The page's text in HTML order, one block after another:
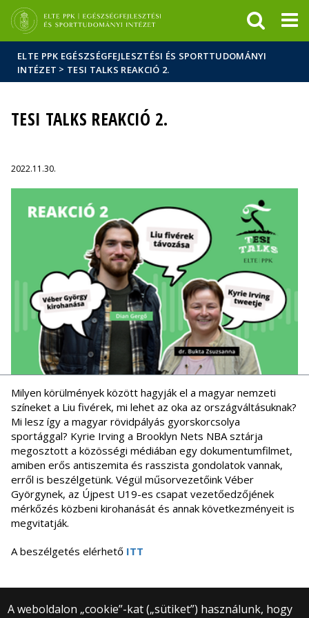
Hírek
Események
ELTE a
sajtóban
ELTE PPK EGÉSZSÉGFEJLESZTÉSI ÉS SPORTTUDOMÁNYI
INTÉZET > TESI TALKS REAKCIÓ 2.
TESI TALKS REAKCIÓ 2.
2022.11.30.
Milyen körülmények között hagyják el a magyar nemzeti
színeket a Liu fivérek, mi lehet az oka az országváltásuknak?
Mi lesz így a magyar rövidpályás gyorskorcsolya
sportággal? Kyrie Irving a Brooklyn Nets NBA sztárja
megosztott a közösségi médiában egy dokumentumfilmet,
amiben erős antiszemita és rasszista gondolatok vannak,
erről is beszélgetünk. Végül műsorvezetőink Véber
Györgynek, az Újpest U19-es csapat vezetőedzőjének
mérkőzés közbeni kirohanását és annak következményeit is
megvitatják.
A beszélgetés elérhető ITT
A weboldalon „cookie”-kat („sütiket”) használunk, hogy